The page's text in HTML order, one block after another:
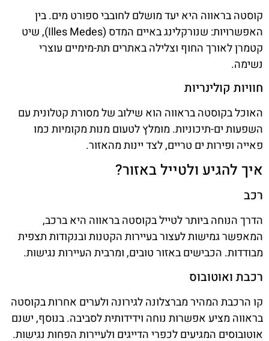
קוסטה בראווה היא יעד מושלם לחובבי ספורט מים. בין
האפשרויות: שנורקלינג באיים המדס (Illes Medes), שיט
קטמרן לאורך החוף וצלילה באתרים תת-מימיים עוצרי
נשימה.
חוויות קולינריות
האוכל בקוסטה בראווה הוא שילוב של מסורת קטלונית עם
השפעות ים-תיכוניות. מומלץ לטעום מנות מקומיות כמו
פאייה ופירות ים טריים, לצד יינות מהאזור.
איך להגיע ולטייל באזור?
רכב
הדרך הנוחה ביותר לטייל בקוסטה בראווה היא ברכב,
המאפשר גמישות לעצור בעיירות הקטנות ובנקודות תצפית
מבודדות. הכבישים באזור טובים, ומרבית העיירות נגישות.
רכבת ואוטובוס
קו הרכבת המהיר מברצלונה לגירונה ולערים אחרות בקוסטה
בראווה מציע אפשרות נוחה וידידותית לסביבה. בנוסף, ישנם
אוטובוסים המגיעים לכפרי הדייגים ולעיירות הפחות נגישות.